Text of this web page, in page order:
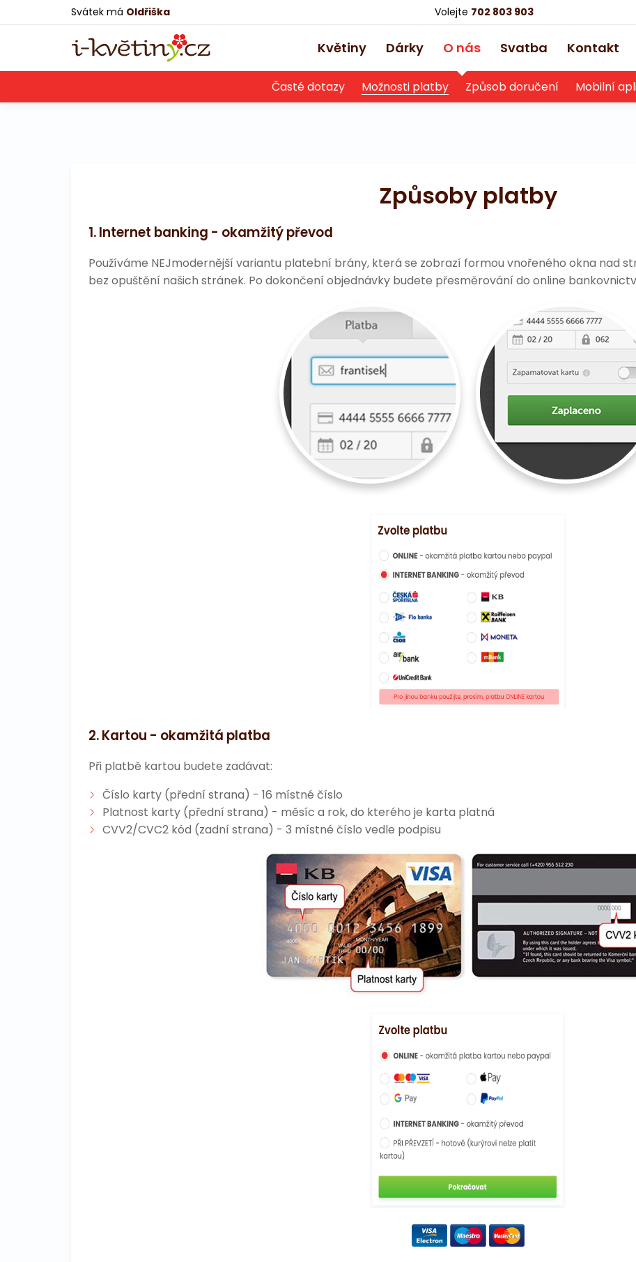
Svátek má Oldřiška Volejte 702 803 903
Květiny Dárky O nás
Časté dotazy Možnosti platby Způsob doručení Mobilní
Svatba Kontakt
Způsoby platby
1. Internet banking - okamžitý převod
Používáme NEJmodernější variantu platební brány, která se zobrazí formou vnořeného okna nad
bez opuštění našich stránek. Po dokončení objednávky budete přesměrování do online
2. Kartou - okamžitá platba
Při platbě kartou budete zadávat:
Číslo karty (přední strana) - 16 místné číslo
Platnost karty (přední strana) - měsíc a rok, do kterého je karta platná
CVV2/CVC2 kód (zadní strana) - 3 místné číslo vedle podpisu